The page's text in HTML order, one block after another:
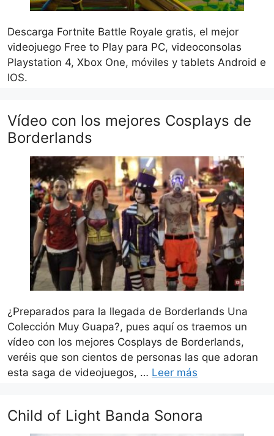
Descarga Fortnite Battle Royale gratis, el mejor
videojuego Free to Play para PC, videoconsolas
Playstation 4, Xbox One, móviles y tablets Android e
IOS.
Vídeo con los mejores Cosplays de
Borderlands
¿Preparados para la llegada de Borderlands Una
Colección Muy Guapa?, pues aquí os traemos un
vídeo con los mejores Cosplays de Borderlands,
veréis que son cientos de personas las que adoran
esta saga de videojuegos, … Leer más
Child of Light Banda Sonora